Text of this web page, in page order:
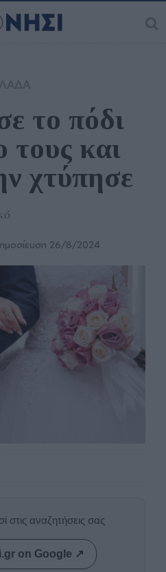
το πόδι
τους και
χτύπησε
26/8/2024
στις αναζητήσεις σας
on Google ↗